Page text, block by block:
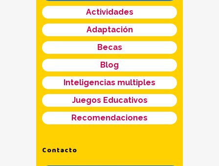
Actividades
Adaptación
Becas
Blog
Inteligencias multiples
Juegos Educativos
Recomendaciones
Contacto